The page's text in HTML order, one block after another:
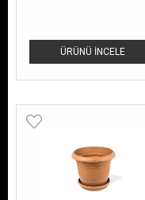
ÜRÜNÜ İNCELE